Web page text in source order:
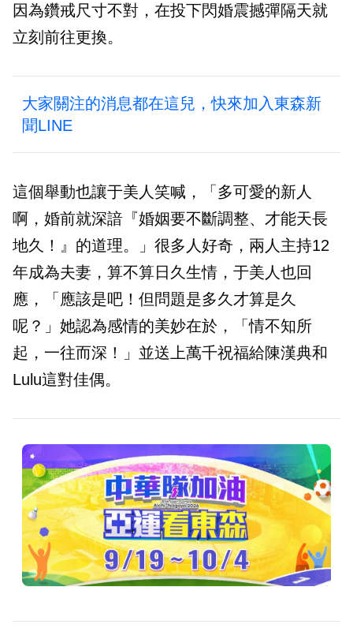
因為鑽戒尺寸不對，在投下閃婚震撼彈隔天就
立刻前往更換。
大家關注的消息都在這兒，快來加入東森新
聞LINE
這個舉動也讓于美人笑喊，「多可愛的新人
啊，婚前就深諳『婚姻要不斷調整、才能天長
地久！』的道理。」很多人好奇，兩人主持12
年成為夫妻，算不算日久生情，于美人也回
應，「應該是吧！但問題是多久才算是久
呢？」她認為感情的美妙在於，「情不知所
起，一往而深！」並送上萬千祝福給陳漢典和
Lulu這對佳偶。